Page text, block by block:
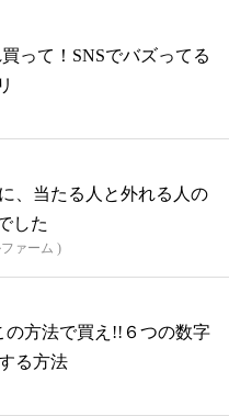
買って！SNSでバズってる
、当たる人と外れる人の
した
ァーム )
の方法で買え!!６つの数字
る方法